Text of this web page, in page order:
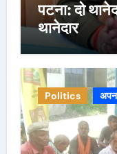
पटना: दो
थानेदार
Politics